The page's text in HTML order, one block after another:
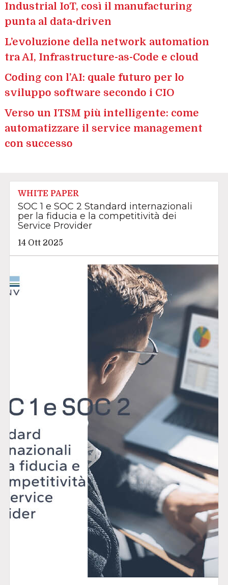
Industrial IoT, così il manufacturing
punta al data-driven
L’evoluzione della network automation
tra AI, Infrastructure-as-Code e cloud
Coding con l’AI: quale futuro per lo
sviluppo software secondo i CIO
Verso un ITSM più intelligente: come
automatizzare il service management
con successo
WHITE PAPER
SOC 1 e SOC 2 Standard internazionali
per la fiducia e la competitività dei
Service Provider
14 Ott 2025